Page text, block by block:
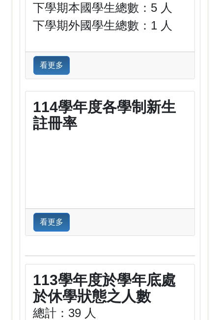
下學期本國學生總數：5 人
下學期外國學生總數：1 人
看更多
114學年度各學制新生
註冊率
看更多
113學年度於學年底處
於休學狀態之人數
總計：39 人